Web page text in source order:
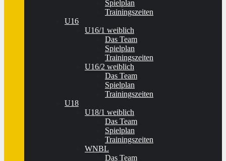
Spielplan
Trainingszeiten
U16
U16/1 weiblich
Das Team
Spielplan
Trainingszeiten
U16/2 weiblich
Das Team
Spielplan
Trainingszeiten
U18
U18/1 weiblich
Das Team
Spielplan
Trainingszeiten
WNBL
Das Team